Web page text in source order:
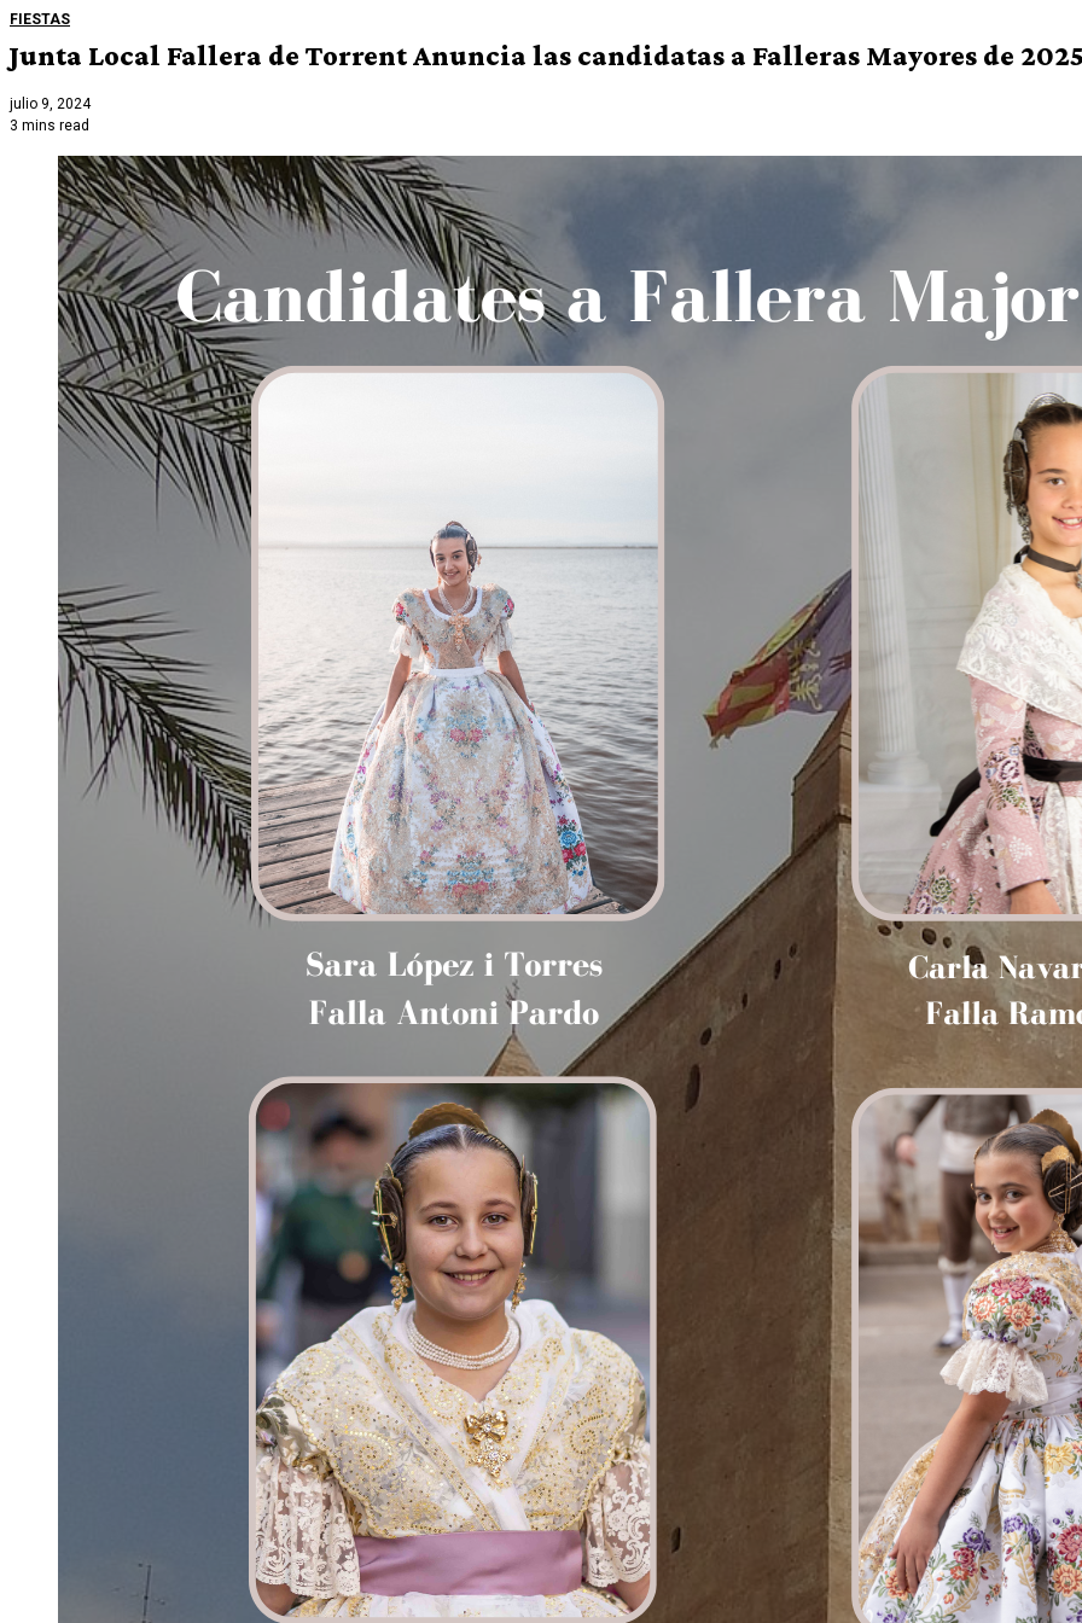
FIESTAS
Junta Local Fallera de Torrent Anuncia las candidatas a Falleras Mayores de
julio 9, 2024
3 mins read